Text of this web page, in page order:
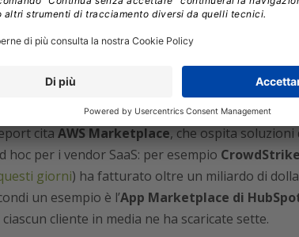
vari modelli: ISV, embedded, white label,
perché il 91% dei suoi clienti ha installato almeno
su Salesforce AppExchange dai suoi
crescita dei marketplace, sia di terze
cita AWS Marketplace, che ospita soluzioni
per i vendor SaaS: per esempio CrowdStrike
giorni) ha fatturato oltre un miliardo di
un esempio è l’App Marketplace di
cliente in media ne ha scaricate sette.